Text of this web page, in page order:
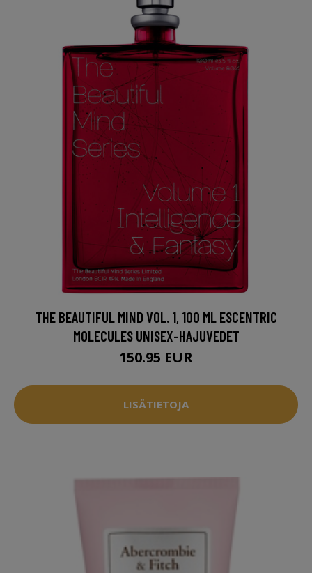
THE BEAUTIFUL MIND VOL. 1, 100 ML ESCENTRIC
MOLECULES UNISEX-HAJUVEDET
150.95 EUR
LISÄTIETOJA